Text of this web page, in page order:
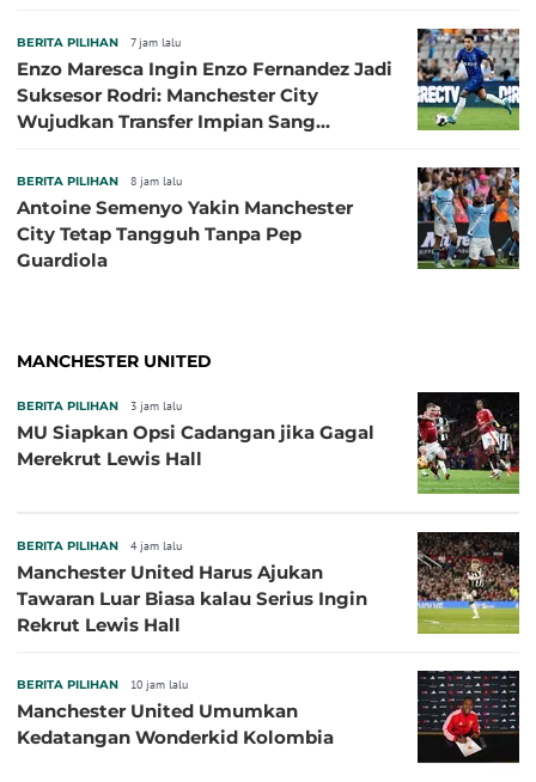
BERITA PILIHAN 7 jam lalu
Enzo Maresca Ingin Enzo Fernandez Jadi
Suksesor Rodri: Manchester City
Wujudkan Transfer Impian Sang
BERITA PILIHAN 8 jam lalu
Antoine Semenyo Yakin Manchester
City Tetap Tangguh Tanpa Pep
Guardiola
MANCHESTER UNITED
BERITA PILIHAN 3 jam lalu
MU Siapkan Opsi Cadangan jika Gagal
Merekrut Lewis Hall
BERITA PILIHAN 4 jam lalu
Manchester United Harus Ajukan
Tawaran Luar Biasa kalau Serius Ingin
Rekrut Lewis Hall
BERITA PILIHAN 10 jam lalu
Manchester United Umumkan
Kedatangan Wonderkid Kolombia